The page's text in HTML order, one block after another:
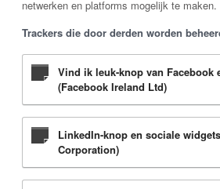
netwerken en platforms mogelijk te maken.
Trackers die door derden worden
Vind ik leuk-knop van Facebook
(Facebook Ireland Ltd)
LinkedIn-knop en sociale
Corporation)